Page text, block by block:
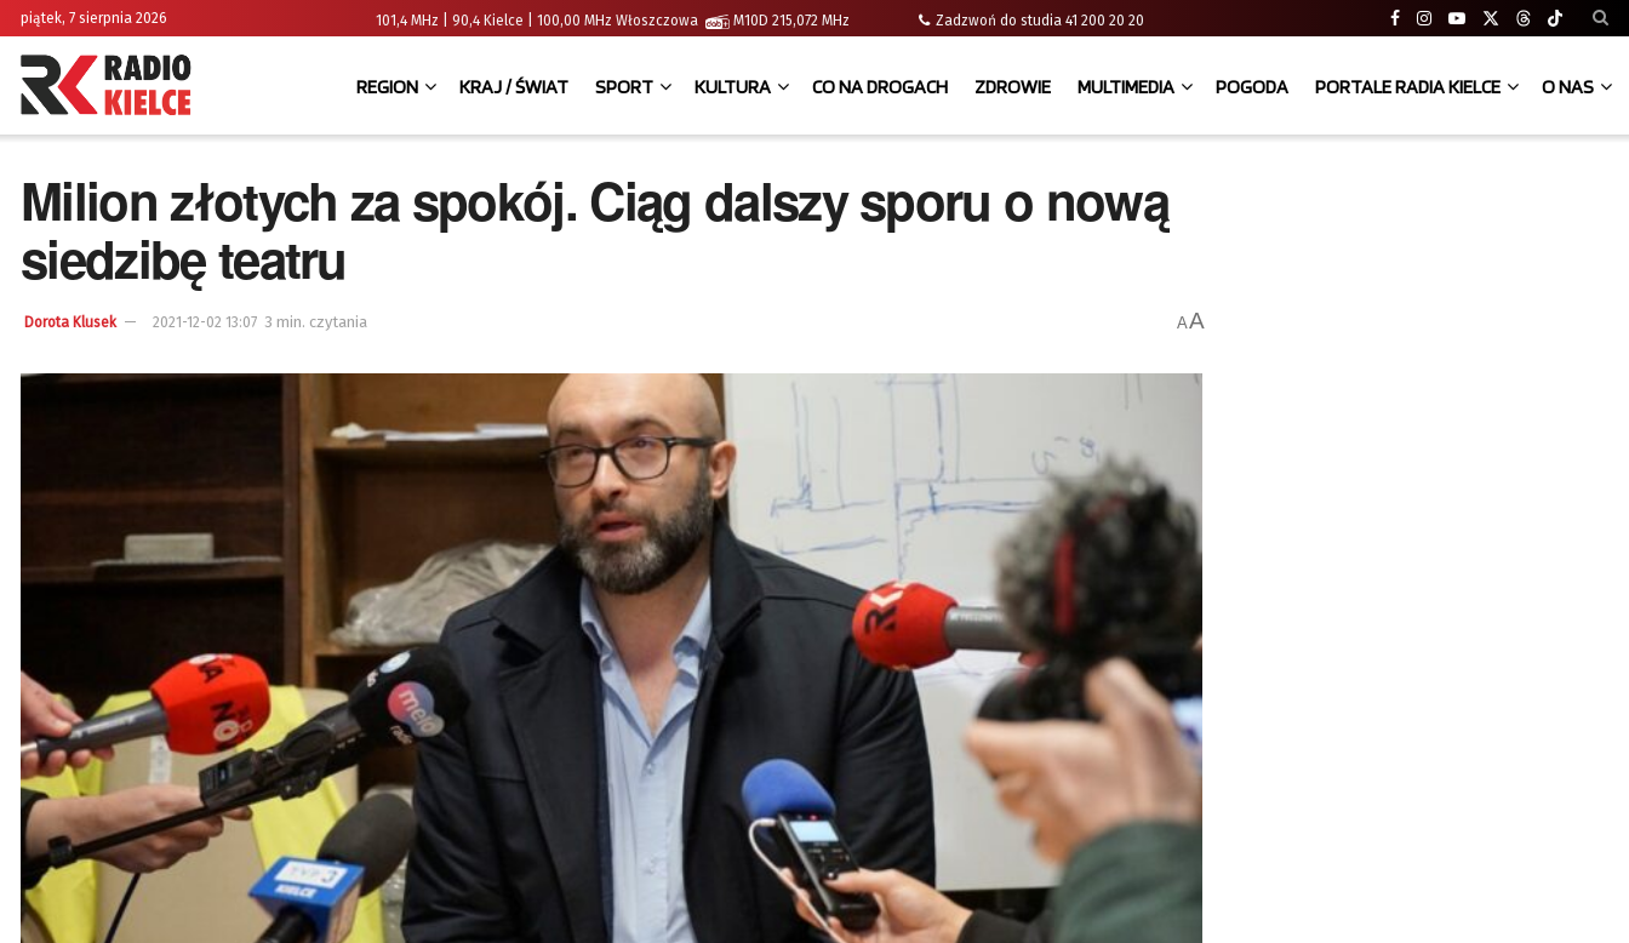
piątek, 7 sierpnia 2026 101,4 MHz | 90,4 Kielce | 100,00 MHz Włoszczowa M10D 215,072 MHz Zadzwoń do studia 41 200 20 20
REGION KRAJ / ŚWIAT SPORT KULTURA CO NA DROGACH ZDROWIE MULTIMEDIA POGODA PORTALE RADIA KIELCE O NAS
Milion złotych za spokój. Ciąg dalszy sporu o nową
siedzibę teatru
Dorota Klusek 2021-12-02 13:07 3 min. czytania AA